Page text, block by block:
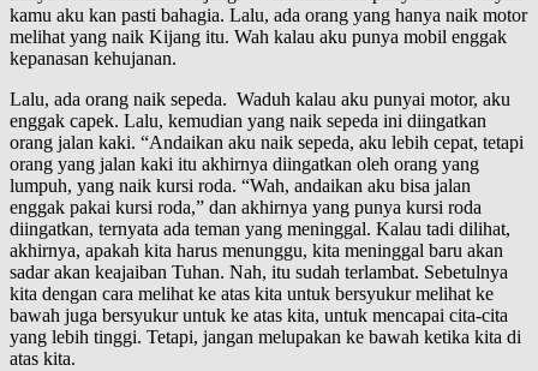
kamu aku kan pasti bahagia. Lalu, ada orang yang hanya naik motor
melihat yang naik Kijang itu. Wah kalau aku punya mobil enggak
kepanasan kehujanan.
Lalu, ada orang naik sepeda. Waduh kalau aku punyai motor, aku
enggak capek. Lalu, kemudian yang naik sepeda ini diingatkan
orang jalan kaki. “Andaikan aku naik sepeda, aku lebih cepat, tetapi
orang yang jalan kaki itu akhirnya diingatkan oleh orang yang
lumpuh, yang naik kursi roda. “Wah, andaikan aku bisa jalan
enggak pakai kursi roda,” dan akhirnya yang punya kursi roda
diingatkan, ternyata ada teman yang meninggal. Kalau tadi dilihat,
akhirnya, apakah kita harus menunggu, kita meninggal baru akan
sadar akan keajaiban Tuhan. Nah, itu sudah terlambat. Sebetulnya
kita dengan cara melihat ke atas kita untuk bersyukur melihat ke
bawah juga bersyukur untuk ke atas kita, untuk mencapai cita-cita
yang lebih tinggi. Tetapi, jangan melupakan ke bawah ketika kita di
atas kita.